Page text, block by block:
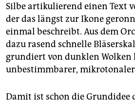
Silbe artikulierend einen Text
der das längst zur Ikone
einmal beschreibt. Aus dem
dazu rasend schnelle
grundiert von dunklen Wolken
unbestimmbarer, mikrotonaler
Damit ist schon die Grundidee